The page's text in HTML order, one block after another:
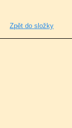
Zpět do složky